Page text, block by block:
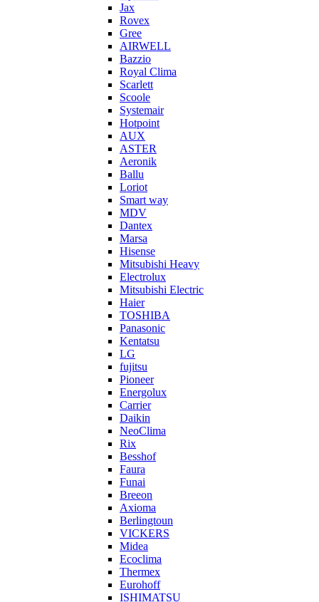
Jax
Rovex
Gree
AIRWELL
Bazzio
Royal Clima
Scarlett
Scoole
Systemair
Hotpoint
AUX
ASTER
Aeronik
Ballu
Loriot
Smart way
MDV
Dantex
Marsa
Hisense
Mitsubishi Heavy
Electrolux
Mitsubishi Electric
Haier
TOSHIBA
Panasonic
Kentatsu
LG
fujitsu
Pioneer
Energolux
Carrier
Daikin
NeoClima
Rix
Besshof
Faura
Funai
Breeon
Axioma
Berlingtoun
VICKERS
Midea
Ecoclima
Thermex
Eurohoff
ISHIMATSU